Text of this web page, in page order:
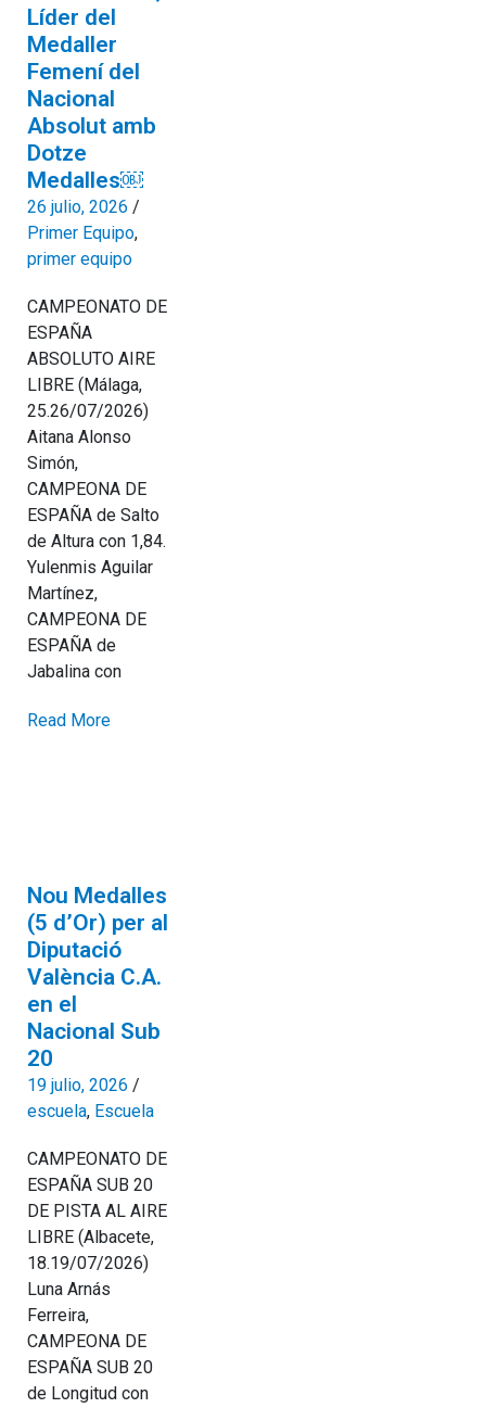
Líder del
Medaller
Femení del
Nacional
Absolut amb
Dotze
Medalles￼
26 julio, 2026 /
Primer Equipo,
primer equipo
CAMPEONATO DE
ESPAÑA
ABSOLUTO AIRE
LIBRE (Málaga,
25.26/07/2026)
Aitana Alonso
Simón,
CAMPEONA DE
ESPAÑA de Salto
de Altura con 1,84.
Yulenmis Aguilar
Martínez,
CAMPEONA DE
ESPAÑA de
Jabalina con
Read More
Nou Medalles
(5 d’Or) per al
Diputació
València C.A.
en el
Nacional Sub
20
19 julio, 2026 /
escuela, Escuela
CAMPEONATO DE
ESPAÑA SUB 20
DE PISTA AL AIRE
LIBRE (Albacete,
18.19/07/2026)
Luna Arnás
Ferreira,
CAMPEONA DE
ESPAÑA SUB 20
de Longitud con